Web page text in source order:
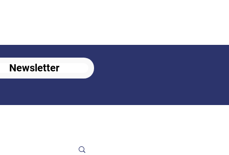
Newsletter